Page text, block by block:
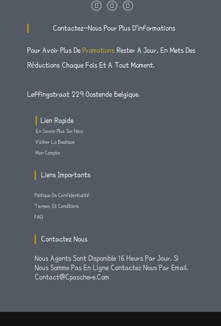
I
T
A
T
T
F
E
O
K
F
Contactez-Nous Pour Plus D'informations
Pour Avoir Plus De Promotions Rester A Jour, En Mets Des
Réductions Chaque Fois Et A Tout Moment.
Leffingstraat 229 Oostende Belgique.
Lien Rapide
En Savoir Plus Sur Nous
Visiter La Boutique
Mon Compte
Liens Importants
Politique De Confidentialité
Termes Et Conditions
FAQ
Contactez Nous
Nous Agents Sont Disponible 16 Heurs Par Jour. Si
Nous Somme Pas En Ligne Contactez Nous Par Email.
Contact@cpaschere.com